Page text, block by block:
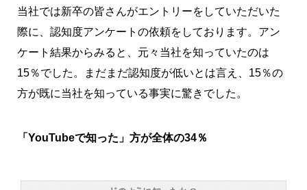
当社では新卒の皆さんがエントリーをしていただいた
際に、認知度アンケートの依頼をしております。アン
ケート結果からみると、元々当社を知っていたのは
15％でした。まだまだ認知度が低いとは言え、15％の
方が既に当社を知っている事実に驚きでした。
「YouTubeで知った」方が全体の34％